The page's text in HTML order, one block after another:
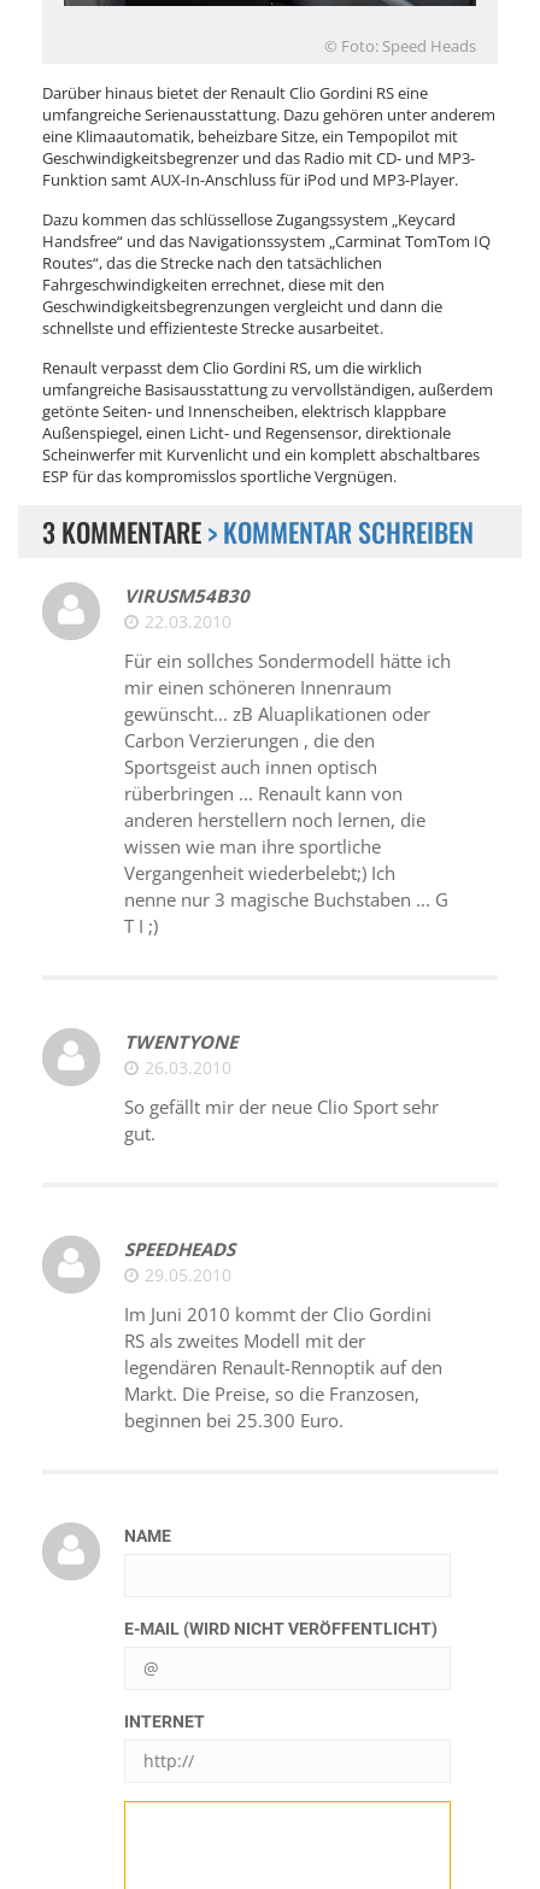
© Foto: Speed Heads
Darüber hinaus bietet der Renault Clio Gordini RS eine
umfangreiche Serienausstattung. Dazu gehören unter anderem
eine Klimaautomatik, beheizbare Sitze, ein Tempopilot mit
Geschwindigkeitsbegrenzer und das Radio mit CD- und MP3-
Funktion samt AUX-In-Anschluss für iPod und MP3-Player.
Dazu kommen das schlüssellose Zugangssystem „Keycard
Handsfree“ und das Navigationssystem „Carminat TomTom IQ
Routes“, das die Strecke nach den tatsächlichen
Fahrgeschwindigkeiten errechnet, diese mit den
Geschwindigkeitsbegrenzungen vergleicht und dann die
schnellste und effizienteste Strecke ausarbeitet.
Renault verpasst dem Clio Gordini RS, um die wirklich
umfangreiche Basisausstattung zu vervollständigen, außerdem
getönte Seiten- und Innenscheiben, elektrisch klappbare
Außenspiegel, einen Licht- und Regensensor, direktionale
Scheinwerfer mit Kurvenlicht und ein komplett abschaltbares
ESP für das kompromisslos sportliche Vergnügen.
3 KOMMENTARE> KOMMENTAR SCHREIBEN
VIRUSM54B30
22.03.2010
Für ein sollches Sondermodell hätte ich
mir einen schöneren Innenraum
gewünscht... zB Aluaplikationen oder
Carbon Verzierungen , die den
Sportsgeist auch innen optisch
rüberbringen ... Renault kann von
anderen herstellern noch lernen, die
wissen wie man ihre sportliche
Vergangenheit wiederbelebt;) Ich
nenne nur 3 magische Buchstaben ... G
T I ;)
TWENTYONE
26.03.2010
So gefällt mir der neue Clio Sport sehr
gut.
SPEEDHEADS
29.05.2010
Im Juni 2010 kommt der Clio Gordini
RS als zweites Modell mit der
legendären Renault-Rennoptik auf den
Markt. Die Preise, so die Franzosen,
beginnen bei 25.300 Euro.
NAME
E-MAIL (WIRD NICHT VERÖFFENTLICHT)
INTERNET